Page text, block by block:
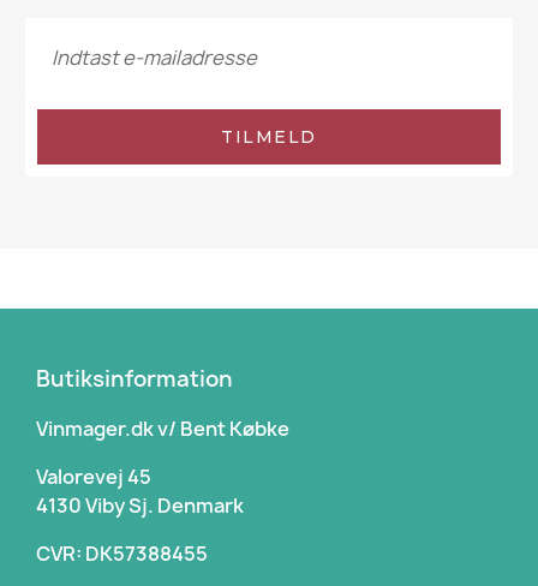
TILMELD
Butiksinformation
Vinmager.dk v/ Bent Købke
Valorevej 45
4130 Viby Sj. Denmark
CVR: DK57388455